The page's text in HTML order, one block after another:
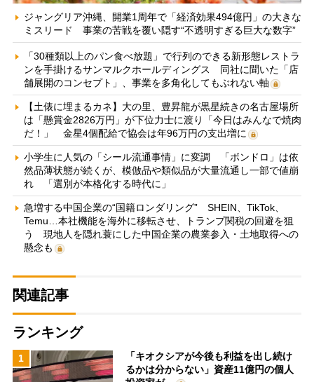
ジャングリア沖縄、開業1周年で「経済効果494億円」の大きな
ミスリード 事業の苦戦を覆い隠す“不透明すぎる巨大な数字”
「30種類以上のパン食べ放題」で行列のできる新形態レストラ
ンを手掛けるサンマルクホールディングス 同社に聞いた「店
舗展開のコンセプト」、事業を多角化してもぶれない軸
【土俵に埋まるカネ】大の里、豊昇龍が黒星続きの名古屋場所
は「懸賞金2826万円」が下位力士に渡り「今日はみんなで焼肉
だ！」 金星4個配給で協会は年96万円の支出増に
小学生に人気の「シール流通事情」に変調 「ボンドロ」は依
然品薄状態が続くが、模倣品や類似品が大量流通し一部で値崩
れ 「選別が本格化する時代に」
急増する中国企業の“国籍ロンダリング” SHEIN、TikTok、
Temu…本社機能を海外に移転させ、トランプ関税の回避を狙
う 現地人を隠れ蓑にした中国企業の農業参入・土地取得への
懸念も
関連記事
ランキング
1
「キオクシアが今後も利益を出し続け
るかは分からない」資産11億円の個人